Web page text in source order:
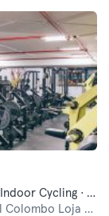
Aqua · Danse · Fitness · Functional Training · Indoor Cycling · Natation · Pilates · Qi Gong et Tai Chi · Yoga
, Avenida Lusiada